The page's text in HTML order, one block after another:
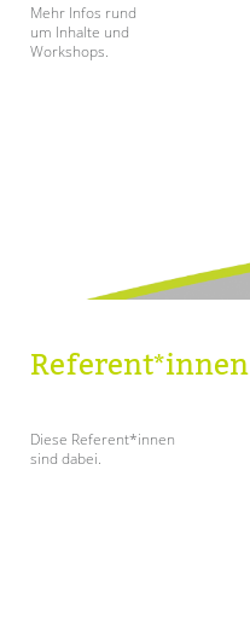
Mehr Infos rund
um Inhalte und
Workshops.
Referent*innen
Diese Referent*innen
sind dabei.